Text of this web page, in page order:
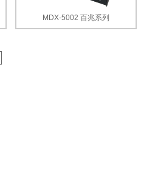
MDX-5002 百兆系列